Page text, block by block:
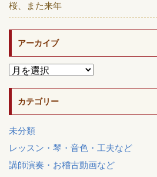
桜、また来年
アーカイブ
カテゴリー
未分類
レッスン・琴・音色・工夫など
講師演奏・お稽古動画など